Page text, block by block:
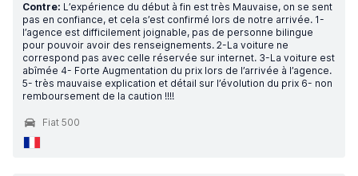
Contre: L’expérience du début à fin est très Mauvaise, on se sent
pas en confiance, et cela s’est confirmé lors de notre arrivée. 1-
l’agence est difficilement joignable, pas de personne bilingue
pour pouvoir avoir des renseignements. 2-La voiture ne
correspond pas avec celle réservée sur internet. 3-La voiture est
abîmée 4- Forte Augmentation du prix lors de l’arrivée à l’agence.
5- très mauvaise explication et détail sur l’évolution du prix 6- non
remboursement de la caution !!!!
Fiat 500